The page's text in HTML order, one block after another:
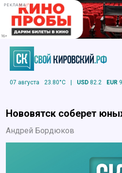
РЕКЛАМА
07 августа 23.80°C | USD 82.2 EUR
Нововятск соберет
Андрей Бордюков